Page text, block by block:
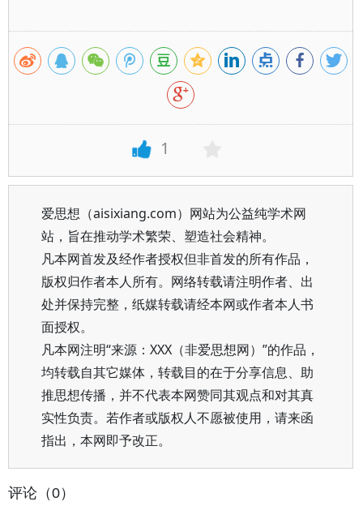
1
爱思想（aisixiang.com）网站为公益纯学术网
站，旨在推动学术繁荣、塑造社会精神。
凡本网首发及经作者授权但非首发的所有作品，
版权归作者本人所有。网络转载请注明作者、出
处并保持完整，纸媒转载请经本网或作者本人书
面授权。
凡本网注明“来源：XXX（非爱思想网）”的作品，
均转载自其它媒体，转载目的在于分享信息、助
推思想传播，并不代表本网赞同其观点和对其真
实性负责。若作者或版权人不愿被使用，请来函
指出，本网即予改正。
评论（0）